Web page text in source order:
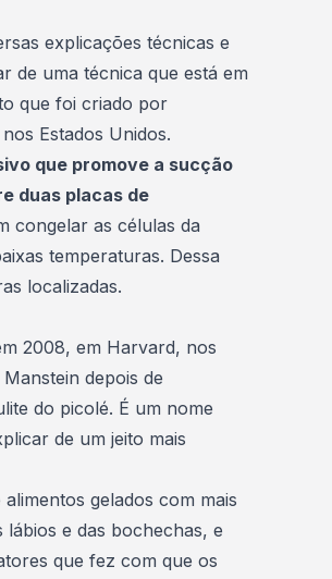
explicações técnicas e
de uma técnica que está em
que foi criado por
Estados Unidos.
que promove a sucção
duas placas de
congelar as células da
temperaturas. Dessa
localizadas.
2008, em Harvard, nos
depois de
do picolé. É um nome
de um jeito mais
gelados com mais
e das bochechas, e
que fez com que os